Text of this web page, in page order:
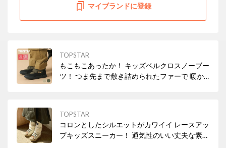
マイブランドに登録
TOPSTAR
もこもこあったか！ キッズベルクロスノーブー
ツ！ つま先まで敷き詰められたファーで 暖か
TOPSTAR
コロンとしたシルエットがカワイイ レースアッ
プキッズスニーカー！ 通気性のいい丈夫な素材